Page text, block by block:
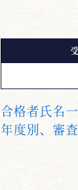
合格者氏名
年度別、審